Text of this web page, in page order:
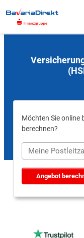
Hauptinhalt
Möchten Sie online
berechnen?
Angebot